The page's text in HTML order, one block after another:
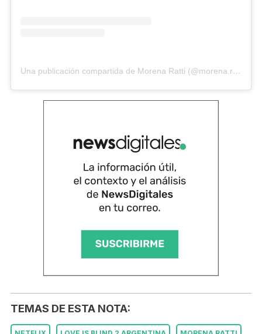
Una publicación compartida de Morena Ratti (@morena.ratti)
TEMAS DE ESTA NOTA: